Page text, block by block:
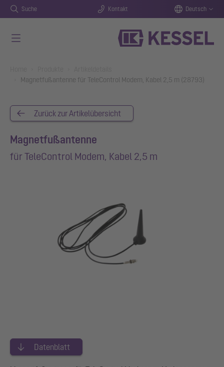
Suche Kontakt Deutsch
Magnetfußantenne für TeleControl Modem, Kabel 2,5 m (28793)
Zurück zur Artikelübersicht
Magnetfußantenne
für TeleControl Modem, Kabel 2,5 m
Datenblatt